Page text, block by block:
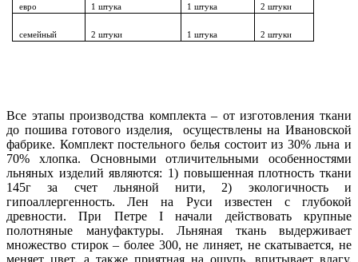
евро 1 штука 1 штука 2 штуки
семейный 2 штуки 1 штука 2 штуки
Все этапы производства комплекта – от изготовления ткани
до пошива готового изделия, осуществлены на Ивановской
фабрике. Комплект постельного белья состоит из 30% льна и
70% хлопка. Основными отличительными особенностями
льняных изделий являются: 1) повышенная плотность ткани
145г за счет льняной нити, 2) экологичность и
гипоаллергенность. Лен на Руси известен с глубокой
древности. При Петре I начали действовать крупные
полотняные мануфактуры. Льняная ткань выдерживает
множество стирок – более 300, не линяет, не скатывается, не